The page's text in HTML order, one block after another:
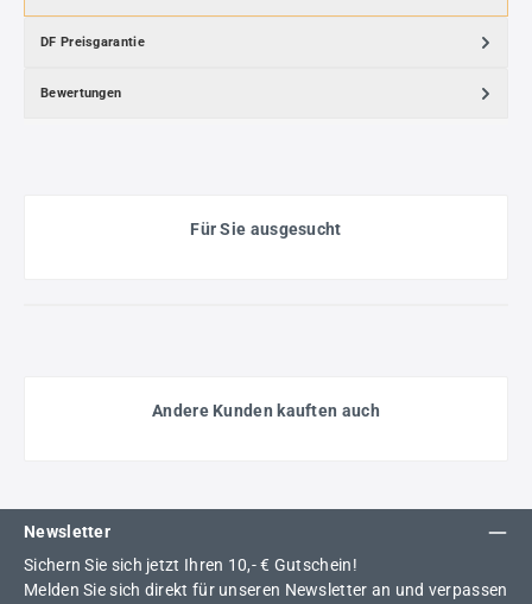
DF Preisgarantie
Bewertungen
Für Sie ausgesucht
Andere Kunden kauften auch
Newsletter
Sichern Sie sich jetzt Ihren 10,- € Gutschein!
Melden Sie sich direkt für unseren Newsletter an und verpassen